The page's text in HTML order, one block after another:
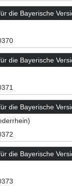
die Bayerische
die Bayerische
die Bayerische
die Bayerische